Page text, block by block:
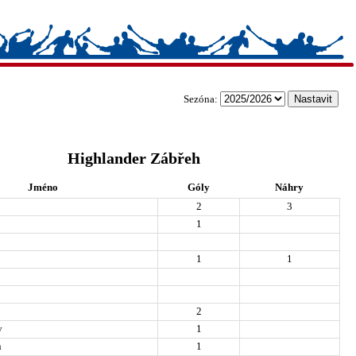
Sezóna:
Highlander Zábřeh
Jméno Góly
Náhry
2
3
1
1
1
2
1
1